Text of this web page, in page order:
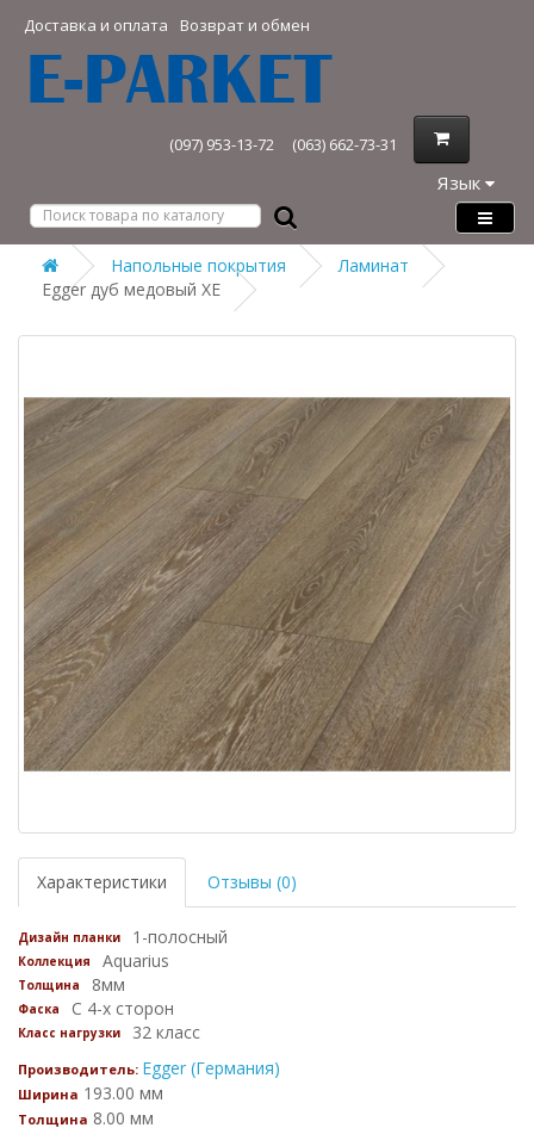
Доставка и оплата Возврат и обмен
(097) 953-13-72 (063) 662-73-31
Язык
Напольные покрытия
Ламинат
Egger дуб медовый XE
Характеристики Отзывы (0)
Дизайн планки 1-полосный
Коллекция Aquarius
Толщина 8мм
Фаска С 4-х сторон
Класс нагрузки 32 класс
Производитель: Egger (Германия)
Ширина 193.00 мм
Толщина 8.00 мм